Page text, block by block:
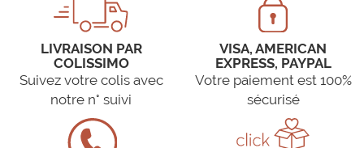
LIVRAISON PAR
COLISSIMO
Suivez votre colis avec
notre n° suivi
VISA, AMERICAN
EXPRESS, PAYPAL
Votre paiement est 100%
sécurisé